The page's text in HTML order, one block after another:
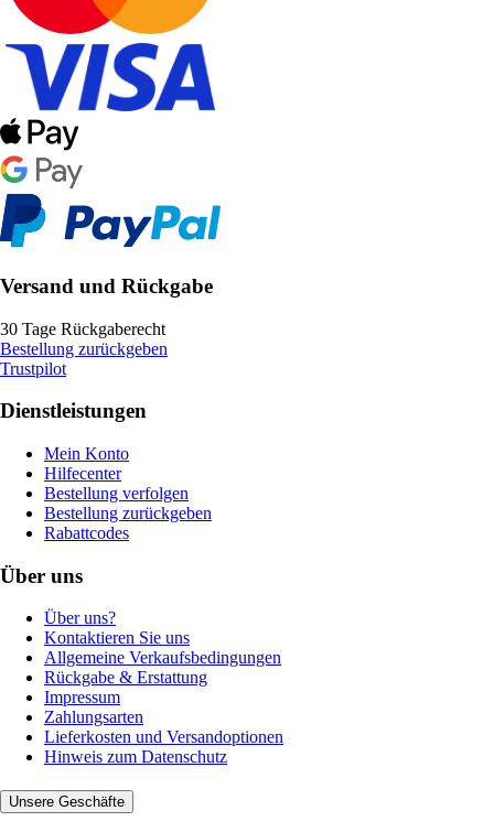
Versand und Rückgabe
30 Tage Rückgaberecht
Bestellung zurückgeben
Trustpilot
Dienstleistungen
Mein Konto
Hilfecenter
Bestellung verfolgen
Bestellung zurückgeben
Rabattcodes
Über uns
Über uns?
Kontaktieren Sie uns
Allgemeine Verkaufsbedingungen
Rückgabe & Erstattung
Impressum
Zahlungsarten
Lieferkosten und Versandoptionen
Hinweis zum Datenschutz
Unsere Geschäfte